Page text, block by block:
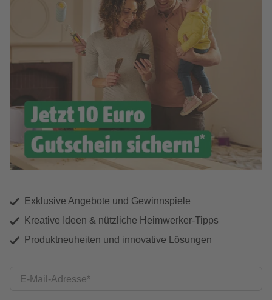
Exklusive Angebote und Gewinnspiele
Kreative Ideen & nützliche Heimwerker-Tipps
Produktneuheiten und innovative Lösungen
E-Mail-Adresse